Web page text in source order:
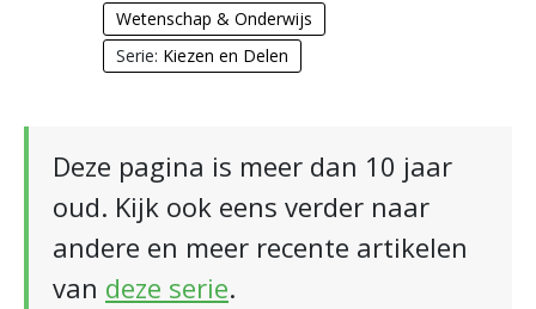
Wetenschap & Onderwijs
Serie: Kiezen en Delen
Deze pagina is meer dan 10 jaar
oud. Kijk ook eens verder naar
andere en meer recente artikelen
van deze serie.